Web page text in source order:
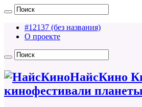
#12137 (без названия)
О проекте
НайсКино
кинофестивали планеты